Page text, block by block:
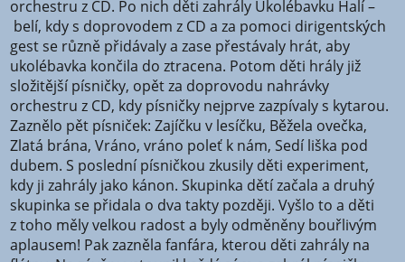
orchestru z CD. Po nich děti zahrály Ukolébavku Halí –
belí, kdy s doprovodem z CD a za pomoci dirigentských
gest se různě přidávaly a zase přestávaly hrát, aby
ukolébavka končila do ztracena. Potom děti hrály již
složitější písničky, opět za doprovodu nahrávky
orchestru z CD, kdy písničky nejprve zazpívaly s kytarou.
Zaznělo pět písniček: Zajíčku v lesíčku, Běžela ovečka,
Zlatá brána, Vráno, vráno poleť k nám, Sedí liška pod
dubem. S poslední písničkou zkusily děti experiment,
kdy ji zahrály jako kánon. Skupinka dětí začala a druhý
skupinka se přidala o dva takty později. Vyšlo to a děti
z toho měly velkou radost a byly odměněny bouřlivým
aplausem! Pak zazněla fanfára, kterou děti zahrály na